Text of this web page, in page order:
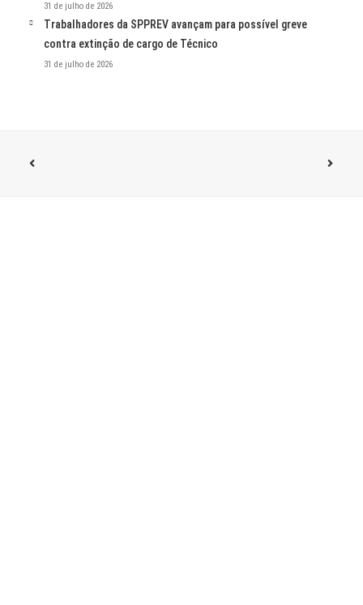
31 de julho de 2026
Trabalhadores da SPPREV avançam para possível greve
contra extinção de cargo de Técnico
31 de julho de 2026